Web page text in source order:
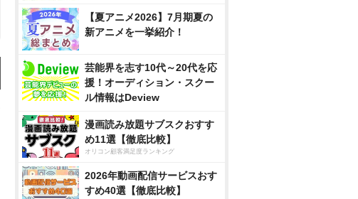
【夏アニメ2026】7月期夏の
新アニメを一挙紹介！
芸能界を志す10代～20代を応
援！オーディション・スクー
ル情報はDeview
漫画読み放題サブスクおすす
め11選【徹底比較】
オリコン顧客満足度ランキング
2026年動画配信サービスおす
すめ40選【徹底比較】